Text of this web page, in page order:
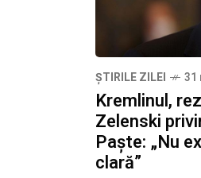
ȘTIRILE ZILEI 31
Kremlinul,
Zelenski
Paște: „Nu
clară”